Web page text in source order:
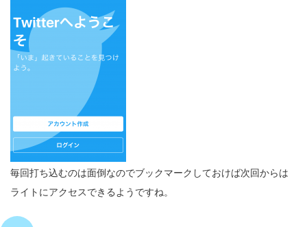
毎回打ち込むのは面倒なのでブックマークしておけば次回からは
ライトにアクセスできるようですね。